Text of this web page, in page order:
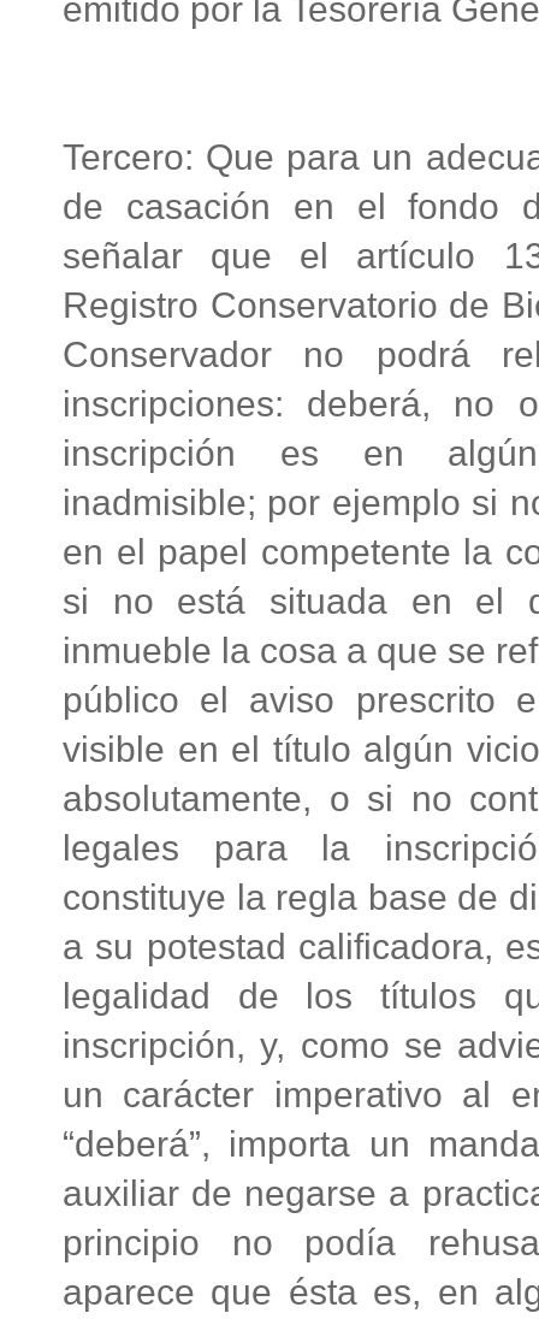
emitido por la Tesorería
Tercero: Que para un
de casación en el fondo
señalar que el artículo
Registro Conservatorio de
Conservador no podrá
inscripciones: deberá, no
inscripción es en
inadmisible; por ejemplo si
en el papel competente la
si no está situada en el
inmueble la cosa a que se
público el aviso prescrito
visible en el título algún
absolutamente, o si no
legales para la
constituye la regla base de
a su potestad calificadora,
legalidad de los títulos
inscripción, y, como se
un carácter imperativo al
“deberá”, importa un
auxiliar de negarse a
principio no podía
aparece que ésta es, en